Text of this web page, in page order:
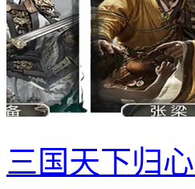
三国天下归